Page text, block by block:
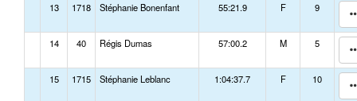
13 1718 Stéphanie Bonenfant 55:21.9 F 9
14 40 Régis Dumas 57:00.2 M 5
15 1715 Stéphanie Leblanc 1:04:37.7 F 10